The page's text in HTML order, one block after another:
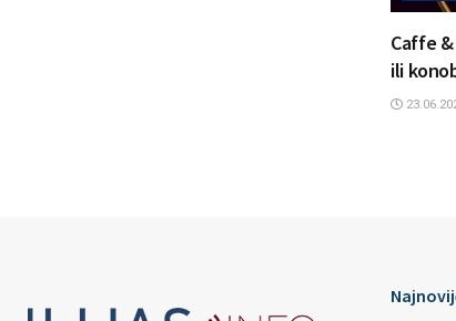
Caffe
ili